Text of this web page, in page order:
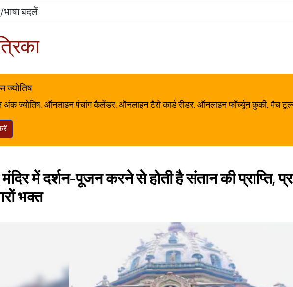
ज्योतिष
ज्योतिष, ऑनलाइन पंचांग कैलेंडर, ऑनलाइन टैरो कार्ड रीडर, ऑनलाइन फॉर्च्यून कुकी, मैच
में दर्शन-पूजन करने से होती है संतान की प्राप्ति,
भक्त